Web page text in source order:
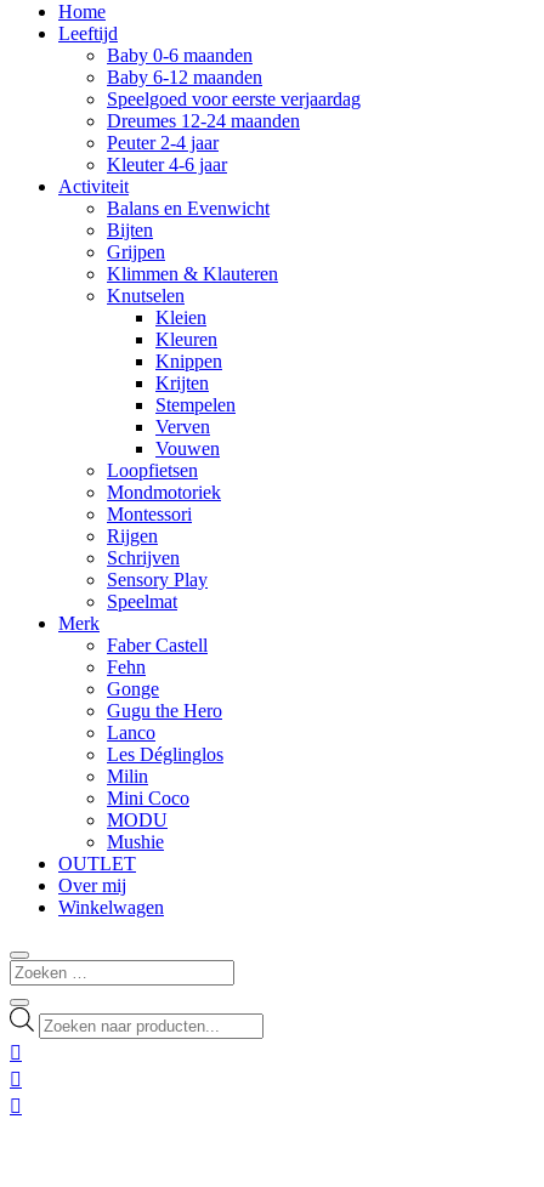
Home
Leeftijd
Baby 0-6 maanden
Baby 6-12 maanden
Speelgoed voor eerste verjaardag
Dreumes 12-24 maanden
Peuter 2-4 jaar
Kleuter 4-6 jaar
Activiteit
Balans en Evenwicht
Bijten
Grijpen
Klimmen & Klauteren
Knutselen
Kleien
Kleuren
Knippen
Krijten
Stempelen
Verven
Vouwen
Loopfietsen
Mondmotoriek
Montessori
Rijgen
Schrijven
Sensory Play
Speelmat
Merk
Faber Castell
Fehn
Gonge
Gugu the Hero
Lanco
Les Déglinglos
Milin
Mini Coco
MODU
Mushie
OUTLET
Over mij
Winkelwagen
Producten
zoeken


